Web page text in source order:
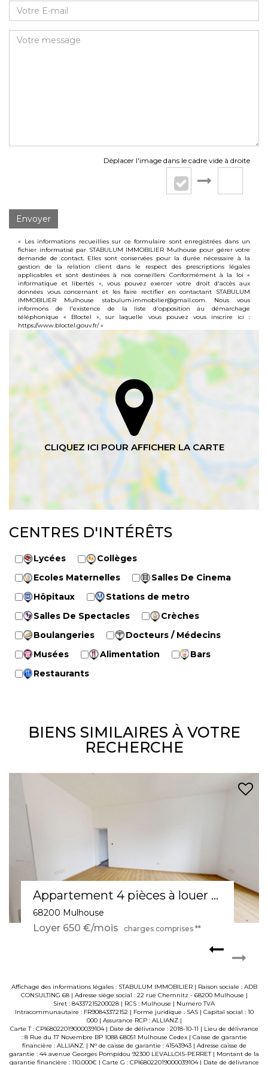
Déplacer l'image dans le cadre vide à droite
Envoyer
« Les informations recueillies sur ce formulaire sont enregistrées dans un
fichier informatisé par STABULUM IMMOBILIER Mulhouse pour gérer votre
demande de contact. Elles sont conservées pour la durée nécessaire à la
gestion de la relation client dans le respect des prescriptions légales
applicables et sont destinées à nos conseillers Conformément à la loi «
informatique et libertés », vous pouvez exercer votre droit d'accès aux
données vous concernant et les faire rectifier en contactant STABULUM
IMMOBILIER Mulhouse stabulum.immobilier@gmail.com. Nous vous
informons de l'existence de la liste d'opposition au démarchage
téléphonique « Bloctel », sur laquelle vous pouvez vous inscrire ici :
https://www.bloctel.gouv.fr/»
CENTRES D'INTÉRÊTS
Lycées
Collèges
Ecoles Maternelles
Salles De Cinema
Hôpitaux
Stations de metro
Salles De Spectacles
Crèches
Boulangeries
Docteurs / Médecins
Musées
Alimentation
Bars
Restaurants
BIENS SIMILAIRES À VOTRE
RECHERCHE
Appartement 3 pièces à louer à Mulhouse - Confort et tranquillité au 1er étage
68100 MULHOUSE
Loyer 590 €/mois charges comprises **
Affichage des informations légales : STABULUM IMMOBILIER | Raison sociale : ADB
CONSULTING 68 | Adresse siège social : 22 rue Chemnitz - 68200 Mulhouse |
Siret : 84337215200028 | RCS : Mulhouse | Numero TVA
Intracommunautaire : FR90843372152 | Forme juridique : SAS | Capital social : 10
000 | Assurance RCP : ALLIANZ |
Carte T : CPI68022019000039104 | Date de délivrance : 2018-10-11 | Lieu de délivrance
: 8 Rue du 17 Novembre BP 1088 68051 Mulhouse Cedex | Caisse de garantie
financière : ALLIANZ. | N° de caisse de garantie : 41543943 | Adresse caisse de
garantie : 44 avenue Georges Pompidou 92300 LEVALLOIS-PERRET | Montant de la
garantie financière : 110.000€ | Carte G : CPI68022019000039104 | Date de délivrance